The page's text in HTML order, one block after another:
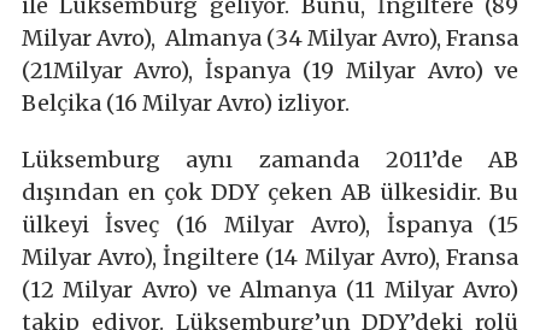
ile Lüksemburg geliyor. Bunu, İngiltere (89
Milyar Avro), Almanya (34 Milyar Avro), Fransa
(21Milyar Avro), İspanya (19 Milyar Avro) ve
Belçika (16 Milyar Avro) izliyor.
Lüksemburg aynı zamanda 2011’de AB
dışından en çok DDY çeken AB ülkesidir. Bu
ülkeyi İsveç (16 Milyar Avro), İspanya (15
Milyar Avro), İngiltere (14 Milyar Avro), Fransa
(12 Milyar Avro) ve Almanya (11 Milyar Avro)
takip ediyor. Lüksemburg’un DDY’deki rolü